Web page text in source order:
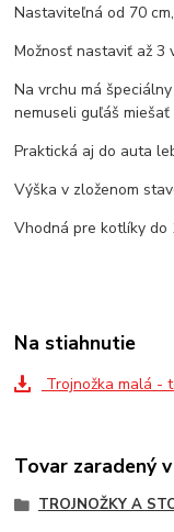
Nastaviteľná od 70
Možnosť nastaviť až 3
Na vrchu má
nemuseli guľáš miešať
Praktická aj do auta
Výška v zloženom
Vhodná pre kotlíky do
Na stiahnutie
Trojnožka malá -
Tovar zaradený
TROJNOŽKY A